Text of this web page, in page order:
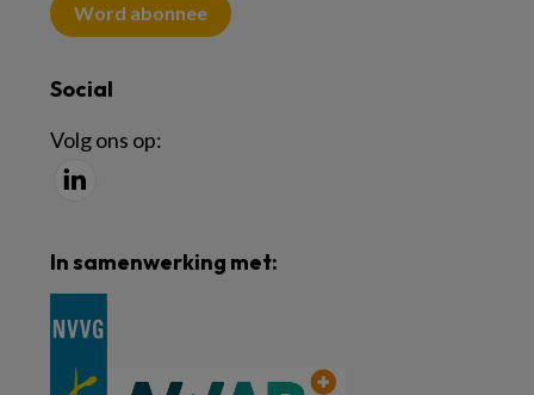
Word abonnee
Social
Volg ons op:
In samenwerking met: